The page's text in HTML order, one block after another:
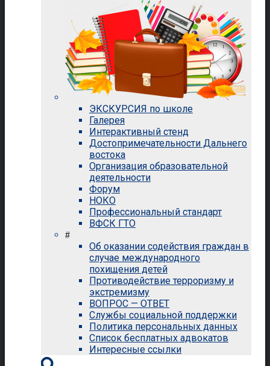
ЭКСКУРСИЯ по школе
Галерея
Интерактивный стенд
Достопримечательности Дальнего
востока
Организация образовательной
деятельности
Форум
НОКО
Профессиональный стандарт
ВФСК ГТО
#
Об оказании содействия граждан в
случае международного
похищения детей
Противодействие терроризму и
экстремизму
ВОПРОС — ОТВЕТ
Службы социальной поддержки
Политика персональных данных
Список бесплатных адвокатов
Интересные ссылки